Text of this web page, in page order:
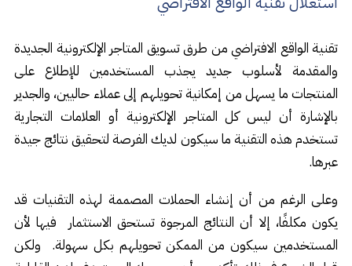
تقنية الواقع الافتراضي من طرق تسويق المتاجر الإلكترونية الجديدة
والمقدمة لأسلوب جديد يجذب المستخدمين للإطلاع على
المنتجات ما يسهل من إمكانية تحويلهم إلى عملاء حاليين، والجدير
بالإشارة أن ليس كل المتاجر الإلكترونية أو العلامات التجارية
تستخدم هذه التقنية ما سيكون لديك الفرصة لتحقيق نتائج جيدة
عبرها.
وعلى الرغم من أن إنشاء الحملات المصممة لهذه التقنيات قد
يكون مكلفًا، إلا أن النتائج المرجوة تستحق الاستثمار فيها لأن
المستخدمين سيكون من الممكن تحويلهم بكل سهولة. ولكن